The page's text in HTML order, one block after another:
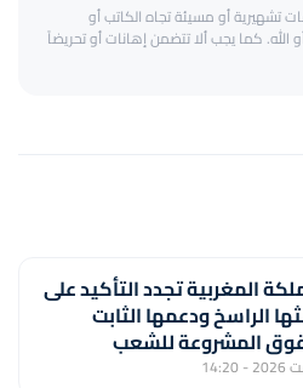
تشهيرية أو مسيئة تجاه الكاتب أو
الله. كما يجب ألا تتضمن إهانات أو تحريضاً
المغربية تجدد التأكيد على
الراسخ ودعمها الثابت
المشروعة للشعب
الشقيق (السيد وهبي)